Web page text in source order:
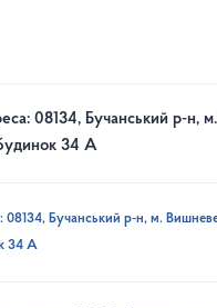
08134, Бучанський р-н,
34 А
08134, Бучанський р-н, м.
34 А